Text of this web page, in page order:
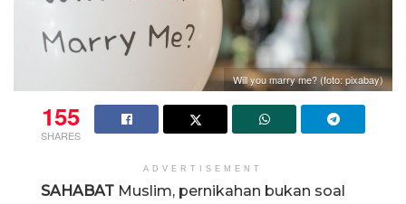
Will you marry me? (foto: pixabay)
155
SHARES
ADVERTISEMENT
SAHABAT Muslim, pernikahan bukan soal